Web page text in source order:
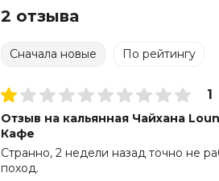
2 отзыва
Сначала новые По рейтингу
1
Отзыв на кальянная Чайхана
Кафе
Странно, 2 недели назад точно не
поход.